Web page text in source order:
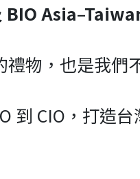
物，也是我們
到 CIO，打造